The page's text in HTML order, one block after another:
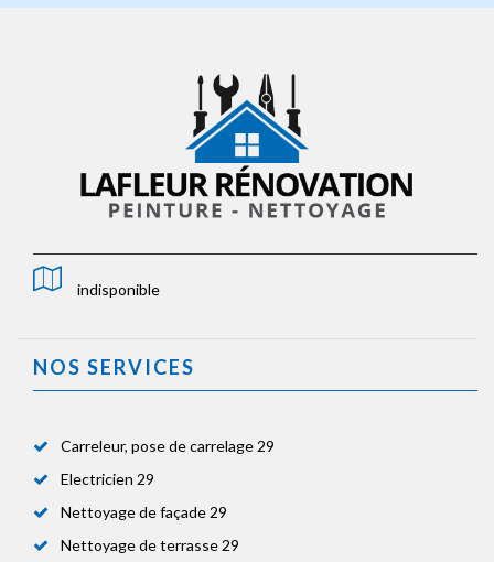
indisponible
NOS SERVICES
Carreleur, pose de carrelage 29
Electricien 29
Nettoyage de façade 29
Nettoyage de terrasse 29